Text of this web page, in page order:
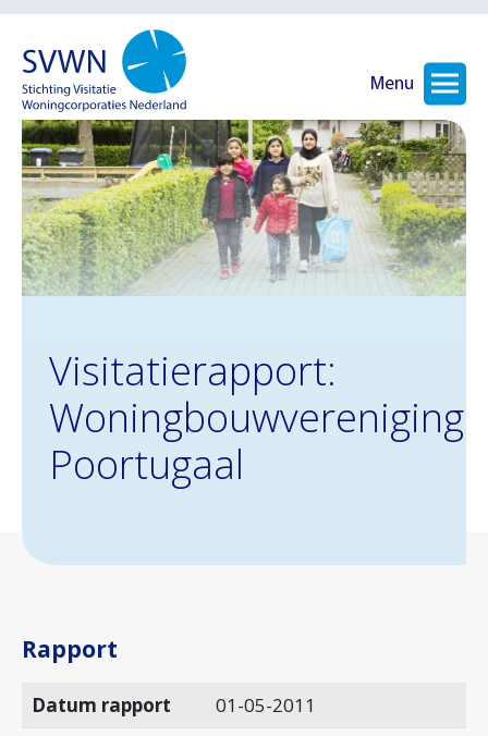
Menu
Visitatierapport:
Woningbouwvereniging
Poortugaal
Rapport
Datum rapport
01-05-2011